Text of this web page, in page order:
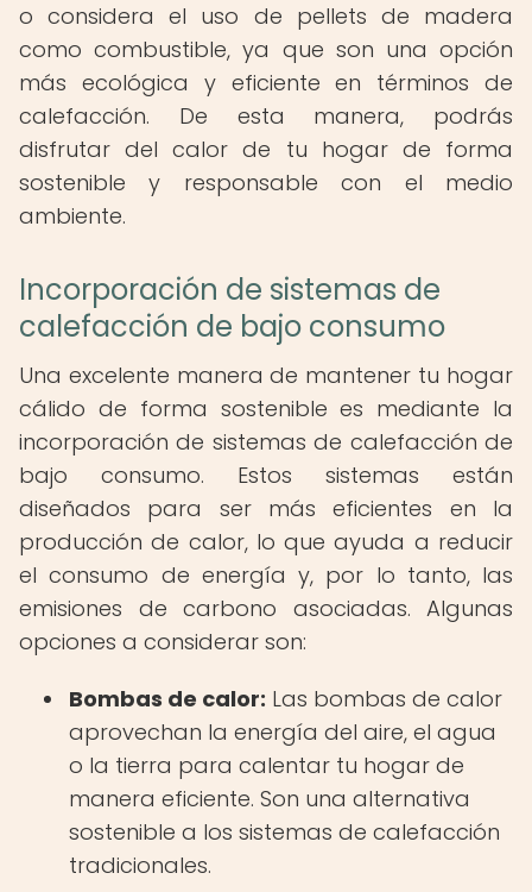
o considera el uso de pellets de madera
como combustible, ya que son una opción
más ecológica y eficiente en términos de
calefacción. De esta manera, podrás
disfrutar del calor de tu hogar de forma
sostenible y responsable con el medio
ambiente.
Incorporación de sistemas de
calefacción de bajo consumo
Una excelente manera de mantener tu hogar
cálido de forma sostenible es mediante la
incorporación de sistemas de calefacción de
bajo consumo. Estos sistemas están
diseñados para ser más eficientes en la
producción de calor, lo que ayuda a reducir
el consumo de energía y, por lo tanto, las
emisiones de carbono asociadas. Algunas
opciones a considerar son:
Bombas de calor: Las bombas de calor
aprovechan la energía del aire, el agua
o la tierra para calentar tu hogar de
manera eficiente. Son una alternativa
sostenible a los sistemas de calefacción
tradicionales.